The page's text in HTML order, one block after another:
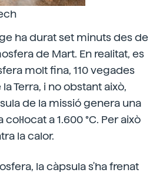
ha durat set minuts des de
de Mart. En realitat, es
molt fina, 110 vegades
Terra, i no obstant això,
de la missió genera una
a 1.600 °C. Per això
la calor.
la càpsula s'ha frenat